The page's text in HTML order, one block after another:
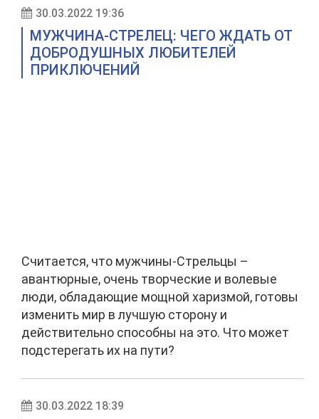
30.03.2022 19:36
МУЖЧИНА-СТРЕЛЕЦ: ЧЕГО ЖДАТЬ ОТ
ДОБРОДУШНЫХ ЛЮБИТЕЛЕЙ
ПРИКЛЮЧЕНИЙ
Считается, что мужчины-Стрельцы –
авантюрные, очень творческие и волевые
люди, обладающие мощной харизмой, готовы
изменить мир в лучшую сторону и
действительно способны на это. Что может
подстерегать их на пути?
30.03.2022 18:39